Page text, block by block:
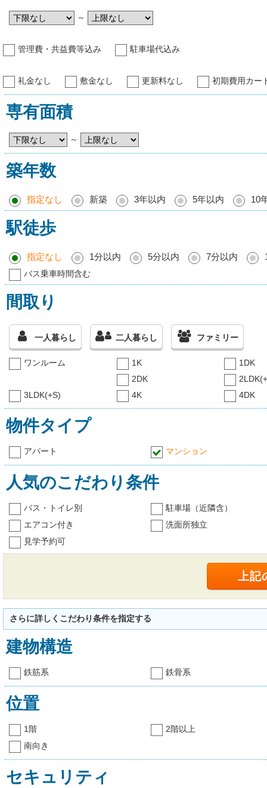
～
管理費・共益費等込み 駐車場代込み
礼金なし 敷金なし 更新料なし 初期費用カー
専有面積
～
築年数
指定なし 新築 3年以内 5年以内 10
駅徒歩
指定なし 1分以内 5分以内 7分以内
バス乗車時間含む
間取り
一人暮らし 二人暮らし ファミリー
ワンルーム 1K
1DK
2DK
3LDK(+S)
4K 4DK
物件タイプ
アパート マンション
人気のこだわり条件
バス・トイレ別
駐車場（近隣含）
エアコン付き
洗面所独立
見学予約可
さらに詳しくこだわり条件を指定する
建物構造
鉄筋系 鉄骨系
位置
1階
2階以上
南向き
セキュリティ